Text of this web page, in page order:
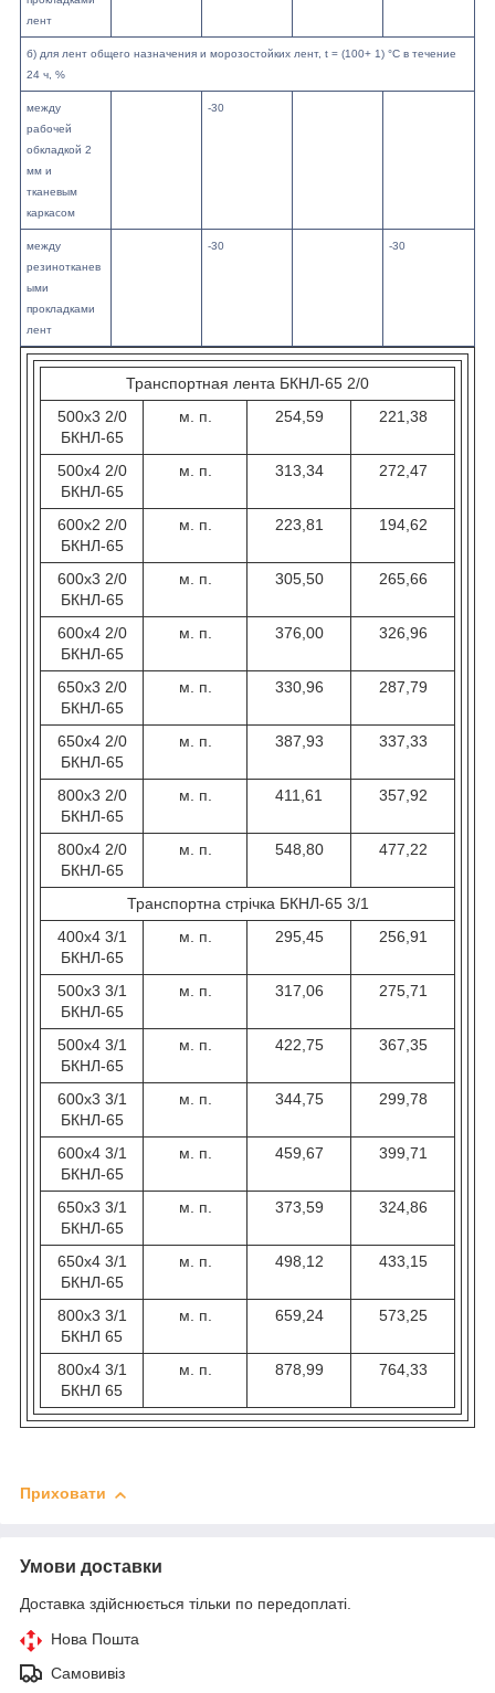
лент
б) для лент общего назначения и морозостойких лент, t = (100+ 1) °С в течение
24 ч, %
между
рабочей
обкладкой 2
мм и
тканевым
каркасом
-30
между
резинотканев
ыми
прокладками
лент
-30 -30
Транспортная лента БКНЛ-65 2/0
500х3 2/0
БКНЛ-65
м. п. 254,59 221,38
500х4 2/0
БКНЛ-65
м. п. 313,34 272,47
600х2 2/0
БКНЛ-65
м. п. 223,81 194,62
600х3 2/0
БКНЛ-65
м. п. 305,50 265,66
600х4 2/0
БКНЛ-65
м. п. 376,00 326,96
650х3 2/0
БКНЛ-65
м. п. 330,96 287,79
650х4 2/0
БКНЛ-65
м. п. 387,93 337,33
800х3 2/0
БКНЛ-65
м. п. 411,61 357,92
800х4 2/0
БКНЛ-65
м. п. 548,80 477,22
Транспортна стрічка БКНЛ-65 3/1
400х4 3/1
БКНЛ-65
м. п. 295,45 256,91
500х3 3/1
БКНЛ-65
м. п. 317,06 275,71
500х4 3/1
БКНЛ-65
м. п. 422,75 367,35
600х3 3/1
БКНЛ-65
м. п. 344,75 299,78
600х4 3/1
БКНЛ-65
м. п. 459,67 399,71
650х3 3/1
БКНЛ-65
м. п. 373,59 324,86
650х4 3/1
БКНЛ-65
м. п. 498,12 433,15
800х3 3/1
БКНЛ 65
м. п. 659,24 573,25
800х4 3/1
БКНЛ 65
м. п. 878,99 764,33
Приховати
Умови доставки
Доставка здійснюється тільки по передоплаті.
Нова Пошта
Самовивіз